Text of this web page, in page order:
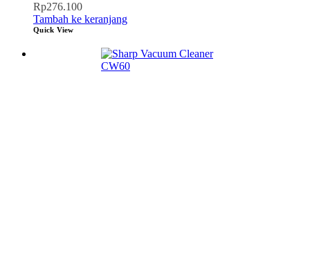
Rp276.100
Tambah ke keranjang
Quick View